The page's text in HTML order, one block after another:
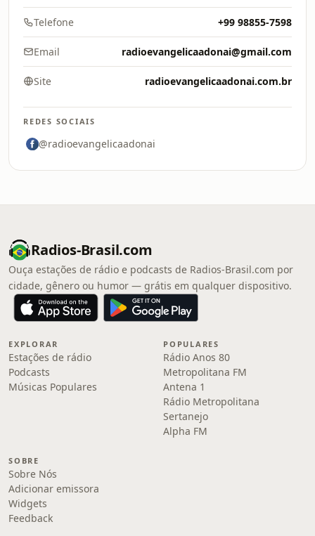
Telefone +99 98855-7598
Email radioevangelicaadonai@gmail.com
Site radioevangelicaadonai.com.br
REDES SOCIAIS
@radioevangelicaadonai
Radios-Brasil.com
Ouça estações de rádio e podcasts de Radios-Brasil.com por
cidade, gênero ou humor — grátis em qualquer dispositivo.
EXPLORAR
Estações de rádio
Podcasts
Músicas Populares
POPULARES
Rádio Anos 80
Metropolitana FM
Antena 1
Rádio Metropolitana
Sertanejo
Alpha FM
SOBRE
Sobre Nós
Adicionar emissora
Widgets
Feedback